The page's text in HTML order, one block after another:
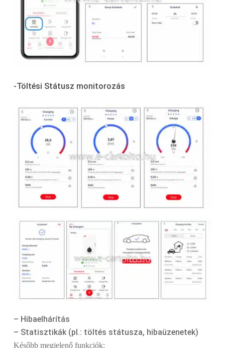
-Töltési Státusz monitorozás
– Hibaelhárítás
– Statisztikák (pl.: töltés státusza, hibaüzenetek)
Később megjelenő funkciók: